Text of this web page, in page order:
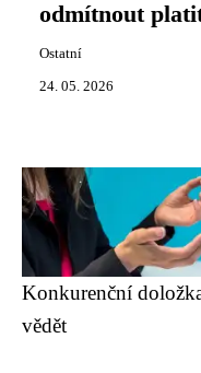
odmítnout
Ostatní
24. 05. 2026
Konkurenční
vědět